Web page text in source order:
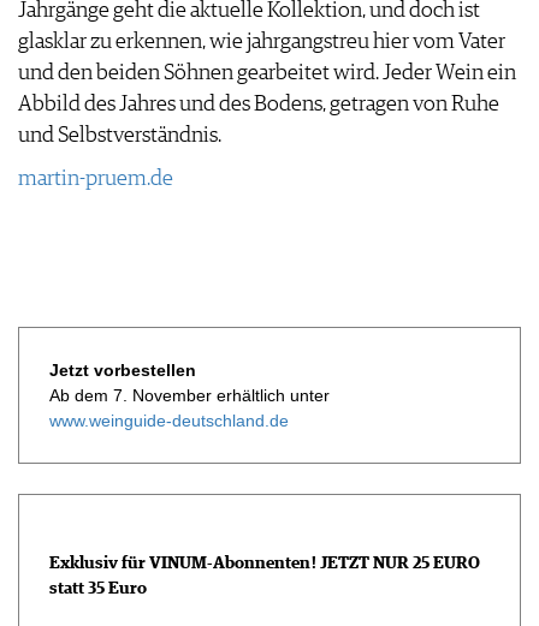
Jahrgänge geht die aktuelle Kollektion, und doch ist
glasklar zu erkennen, wie jahrgangstreu hier vom Vater
und den beiden Söhnen gearbeitet wird. Jeder Wein ein
Abbild des Jahres und des Bodens, getragen von Ruhe
und Selbstverständnis.
martin-pruem.de
Jetzt vorbestellen
Ab dem 7. November erhältlich unter
www.weinguide-deutschland.de
Exklusiv für VINUM-Abonnenten ! JETZT NUR 25 EURO
statt 35 Euro